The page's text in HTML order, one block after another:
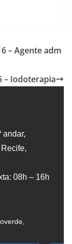
– Agente adm
– Iodoterapia
andar,
08h – 16h